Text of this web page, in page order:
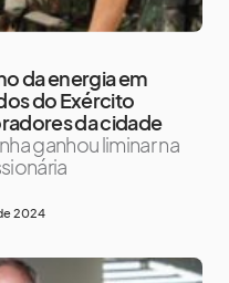
da energia em
do Exército
da cidade
ganhou liminar na
2024